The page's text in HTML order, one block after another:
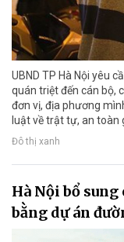
UBND TP Hà Nội yêu
quán triệt đến cán bộ,
đơn vị, địa phương
luật về trật tự, an toàn
Đô thị xanh
Hà Nội bổ
bằng dự án